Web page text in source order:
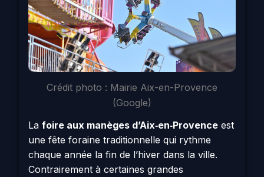
Crédit photo : Mairie Aix-en-Provence
(Google)
La foire aux manèges d’Aix‑en‑Provence est
une fête foraine traditionnelle qui rythme
chaque année la fin de l’hiver dans la ville.
Contrairement à certaines grandes